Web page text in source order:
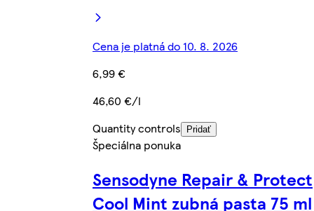
Cena je platná do 10. 8. 2026
6,99 €
46,60 €/l
Quantity controls
Pridať
Špeciálna ponuka
Sensodyne Repair & Protect
Cool Mint zubná pasta 75 ml